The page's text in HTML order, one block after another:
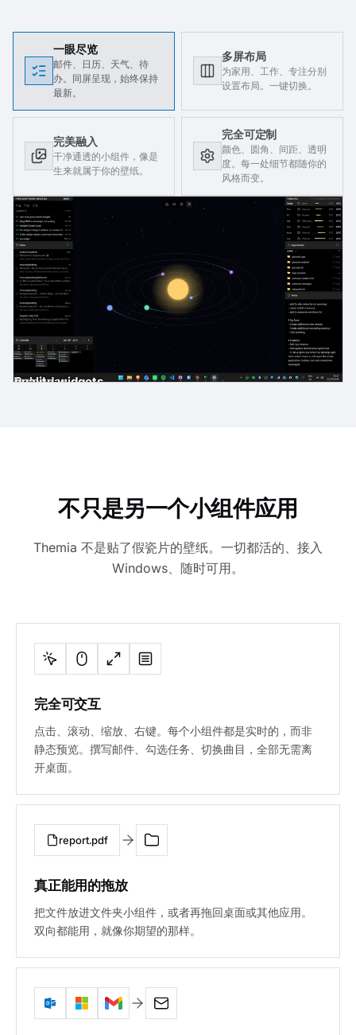
一眼尽览
邮件、日历、天气、待
办。同屏呈现，始终保持
最新。
多屏布局
为家用、工作、专注分别
设置布局。一键切换。
完美融入
干净通透的小组件，像是
生来就属于你的壁纸。
完全可定制
颜色、圆角、间距、透明
度。每一处细节都随你的
风格而变。
Email
Calendar
quality widgets
不只是另一个小组件应用
Themia 不是贴了假瓷片的壁纸。一切都活的、接入
Windows、随时可用。
完全可交互
点击、滚动、缩放、右键。每个小组件都是实时的，而非
静态预览。撰写邮件、勾选任务、切换曲目，全部无需离
开桌面。
report.pdf
真正能用的拖放
把文件放进文件夹小组件，或者再拖回桌面或其他应用。
双向都能用，就像你期望的那样。